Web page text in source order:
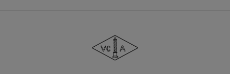
&
Arpels